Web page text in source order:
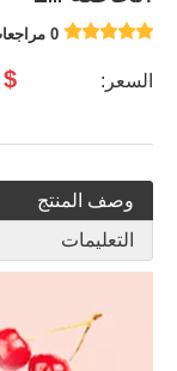
0 مراجعات
السعر: $
وصف المنتج
التعليمات